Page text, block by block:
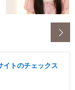
イトのチェックス